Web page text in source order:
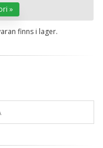
»
finns i lager.